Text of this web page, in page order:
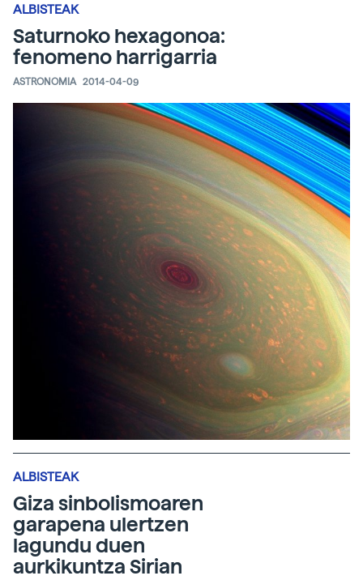
ALBISTEAK
Saturnoko hexagonoa:
fenomeno harrigarria
ASTRONOMIA 2014-04-09
ALBISTEAK
Giza sinbolismoaren
garapena ulertzen
lagundu duen
aurkikuntza Sirian